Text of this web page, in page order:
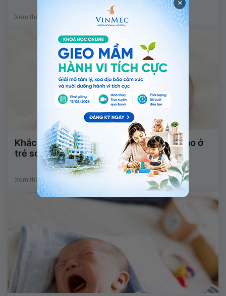
Xem thêm
Khắc phục tình trạng rò hậu môn - âm đạo ở
trẻ sơ sinh như thế nào?
Xem thêm
×